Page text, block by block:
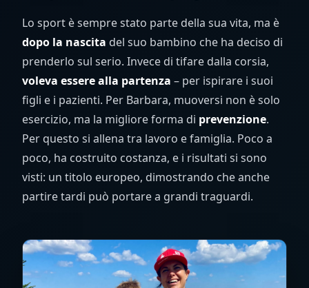
Lo sport è sempre stato parte della sua vita, ma è
dopo la nascita del suo bambino che ha deciso di
prenderlo sul serio. Invece di tifare dalla corsia,
voleva essere alla partenza – per ispirare i suoi
figli e i pazienti. Per Barbara, muoversi non è solo
esercizio, ma la migliore forma di prevenzione.
Per questo si allena tra lavoro e famiglia. Poco a
poco, ha costruito costanza, e i risultati si sono
visti: un titolo europeo, dimostrando che anche
partire tardi può portare a grandi traguardi.